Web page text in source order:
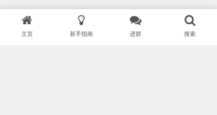
主页 新手指南 进群 搜索